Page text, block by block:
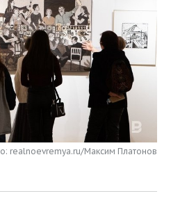
realnoevremya.ru/Максим Платонов